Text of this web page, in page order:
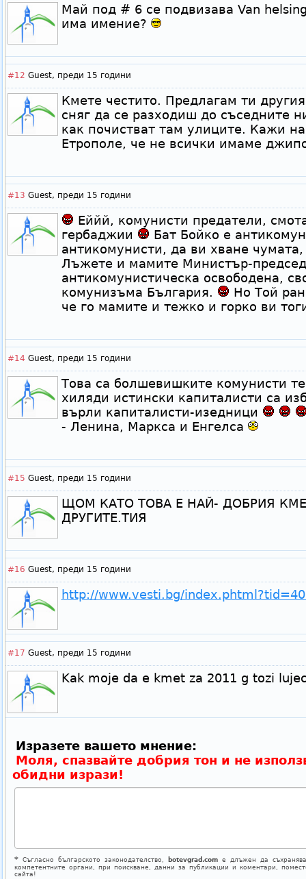
Май под # 6 се подвизава Van
има имение?
#12 Guest, преди 15 години
Кмете честито. Предлагам ти
сняг да се разходиш до съседните
как почистват там улиците. Кажи
Етрополе, че не всички имаме
#13 Guest, преди 15 години
Еййй, комунисти предатели,
гербаджии
Бат Бойко е
антикомунисти, да ви хване
Лъжете и мамите Министър-
антикомунистическа освободена,
комунизъма България.
Но Той
че го мамите и тежко и горко ви
#14 Guest, преди 15 години
Това са болшевишките комунисти
хиляди истински капиталисти са
върли капиталисти-изедници
- Ленина, Маркса и Енгелса
#15 Guest, преди 15 години
ЩОМ КАТО ТОВА Е НАЙ- ДОБРИЯ
ДРУГИТЕ.ТИЯ
#16 Guest, преди 15 години
http://www.vesti.bg/
#17 Guest, преди 15 години
Kak moje da e kmet za 2011 g tozi
Изразете вашето мнение:
Моля, спазвайте добрия тон и не
обидни изрази!
*Съгласно българското законодателство, botevgrad.comе длъжен да
компетентните органи, при поискване, данни за публикации и коментари,
сайта!